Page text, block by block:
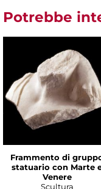
Potrebbe
Frammento di
statuario con Marte
Venere
Scultura